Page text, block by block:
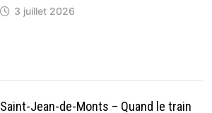
3 juillet 2026
Saint-Jean-de-Monts – Quand le train